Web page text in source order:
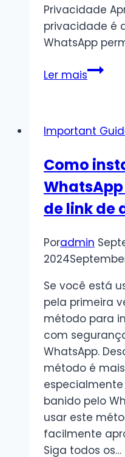
Privacidade
privacidade é
WhatsApp
Ler mais
o
Important
Como
de link de
Poradmin
2024
Se você está
pela primeira
método para
com
WhatsApp.
método é
banido pelo
usar este
facilmente
Siga todos os…